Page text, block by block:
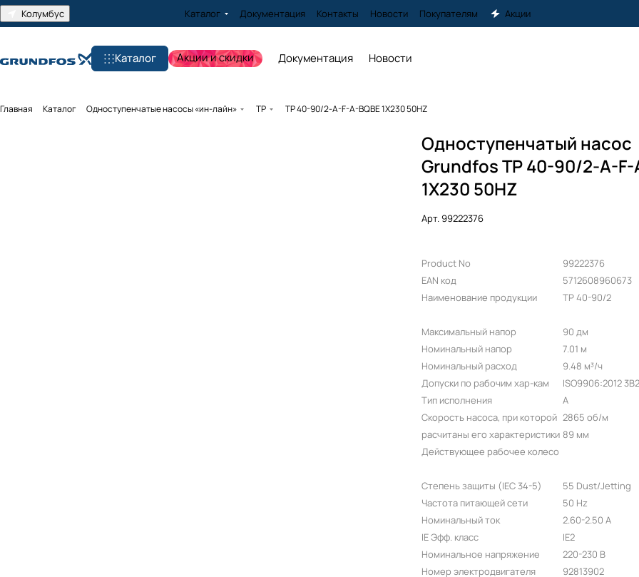
Колумбус Каталог Документация Контакты Новости Покупателям Акции
Каталог Акции и скидки Документация Новости
Главная Каталог Одноступенчатые насосы «ин-лайн» TP TP 40-90/2-A-F-A-BQBE 1X230 50HZ
Одноступенчатый насос
Grundfos TP 40-90/2-A-F-
1X230 50HZ
Арт.99222376
Product No
EAN код
Наименование продукции
99222376
5712608960673
TP 40-90/2
Максимальный напор
Номинальный напор
Номинальный расход
Допуски по рабочим хар-кам
Тип исполнения
Скорость насоса, при которой
расчитаны его характеристики
Действующее рабочее колесо
90 дм
7.01 м
9.48 м³/ч
ISO9906:2012 3B2
A
2865 об/м
89 мм
Степень защиты (IEC 34-5)
Частота питающей сети
Номинальный ток
IE Эфф. класс
Номинальное напряжение
Номер электродвигателя
55 Dust/Jetting
50 Hz
2.60-2.50 A
IE2
220-230 В
92813902